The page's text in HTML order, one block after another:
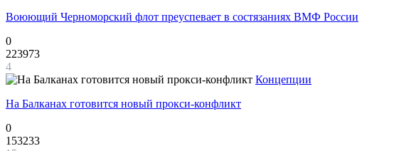
Воюющий Черноморский флот преуспевает в состязаниях ВМФ России
0
223973
4
Концепции
На Балканах готовится новый прокси-конфликт
0
153233